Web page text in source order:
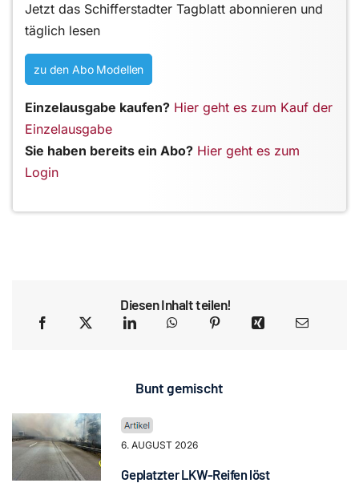
Jetzt das Schifferstadter Tagblatt abonnieren und
täglich lesen
zu den Abo Modellen
Einzelausgabe kaufen? Hier geht es zum Kauf der
Einzelausgabe
Sie haben bereits ein Abo? Hier geht es zum
Login
Diesen Inhalt teilen!
Bunt gemischt
6. AUGUST 2026
Geplatzter LKW-Reifen löst